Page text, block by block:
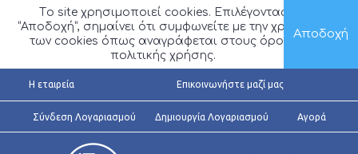
Τo site χρησιμοποιεί cookies. Επιλέγοντας
“Αποδοχή”, σημαίνει ότι συμφωνείτε με την χρήση
των cookies όπως αναγράφεται στους όρους
πολιτικής χρήσης.
Αποδοχή
H εταιρεία Επικοινωνήστε μαζί μας
Σύνδεση Λογαριασμού Δημιουργία Λογαριασμού Αγορά